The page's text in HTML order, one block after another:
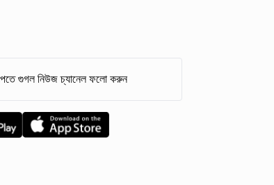
গুগল নিউজ চ্যানেল ফলো করুন